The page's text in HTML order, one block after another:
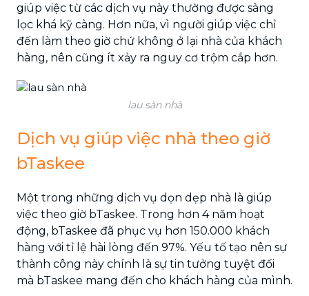
giúp việc từ các dịch vụ này thường được sàng
lọc khá kỹ càng. Hơn nữa, vì người giúp việc chỉ
đến làm theo giờ chứ không ở lại nhà của khách
hàng, nên cũng ít xảy ra nguy cơ trộm cắp hơn.
lau sàn nhà
Dịch vụ giúp việc nhà theo giờ
bTaskee
Một trong những dịch vụ dọn dẹp nhà là giúp
việc theo giờ bTaskee. Trong hơn 4 năm hoạt
động, bTaskee đã phục vụ hơn 150.000 khách
hàng với tỉ lệ hài lòng đến 97%. Yếu tố tạo nên sự
thành công này chính là sự tin tưởng tuyệt đối
mà bTaskee mang đến cho khách hàng của mình.